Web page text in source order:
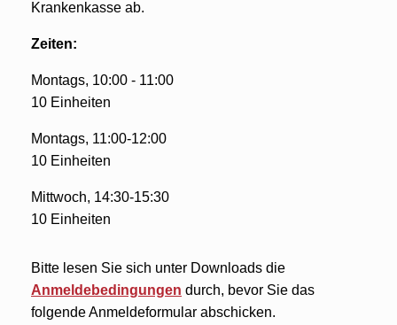
Krankenkasse ab.
Zeiten:
Montags, 10:00 - 11:00
10 Einheiten
Montags, 11:00-12:00
10 Einheiten
Mittwoch, 14:30-15:30
10 Einheiten
Bitte lesen Sie sich unter Downloads die
Anmeldebedingungen durch, bevor Sie das
folgende Anmeldeformular abschicken.